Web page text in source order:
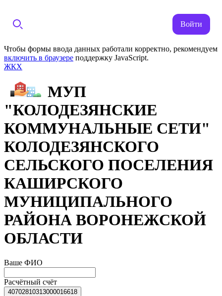
Войти
Чтобы формы ввода данных работали корректно, рекомендуем
включить в браузере поддержку JavaScript.
ЖКХ
МУП
"КОЛОДЕЗЯНСКИЕ
КОММУНАЛЬНЫЕ СЕТИ"
КОЛОДЕЗЯНСКОГО
СЕЛЬСКОГО ПОСЕЛЕНИЯ
КАШИРСКОГО
МУНИЦИПАЛЬНОГО
РАЙОНА ВОРОНЕЖСКОЙ
ОБЛАСТИ
Ваше ФИО
Расчётный счёт
40702810313000016618